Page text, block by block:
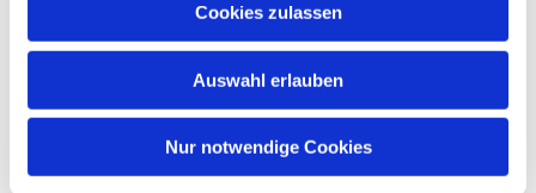
Cookies zulassen
Auswahl erlauben
Nur notwendige Cookies